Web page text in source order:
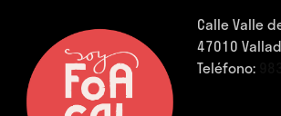
Calle Valle
47010
Teléfono: